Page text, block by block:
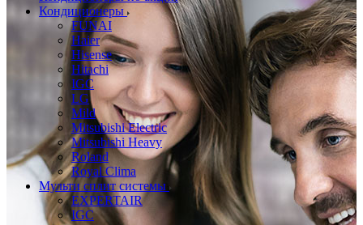
Кондиционеры
FUNAI
Haier
Hisense
Hitachi
IGC
LG
Mild
Mitsubishi Electric
Mitsubishi Heavy
Roland
Royal Clima
Мульти сплит системы
EXPERTAIR
IGC